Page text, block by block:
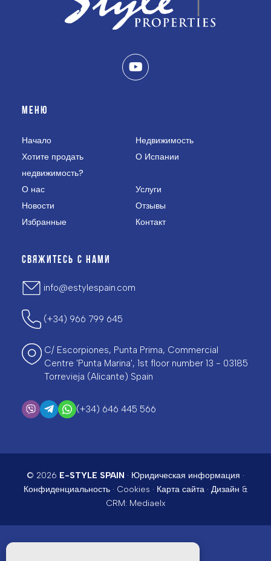
МЕНЮ
Начало
Недвижимость
Хотите продать
недвижимость?
О Испании
О нас
Услуги
Новости
Отзывы
Избранные
Контакт
СВЯЖИТЕСЬ С НАМИ
info@estylespain.com
(+34) 966 799 645
C/ Escorpiones, Punta Prima, Commercial
Centre 'Punta Marina', 1st floor number 13 - 03185
Torrevieja (Alicante) Spain
(+34) 646 445 566
© 2026 E-STYLE SPAIN · Юридическая информация ·
Конфиденциальность· Cookies · Карта сайта· Дизайн &
CRM: Mediaelx